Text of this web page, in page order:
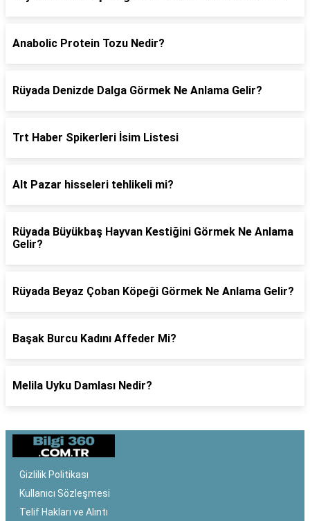
Anabolic Protein Tozu Nedir?
Rüyada Denizde Dalga Görmek Ne Anlama Gelir?
Trt Haber Spikerleri İsim Listesi
Alt Pazar hisseleri tehlikeli mi?
Rüyada Büyükbaş Hayvan Kestiğini Görmek Ne Anlama
Gelir?
Rüyada Beyaz Çoban Köpeği Görmek Ne Anlama Gelir?
Başak Burcu Kadını Affeder Mi?
Melila Uyku Damlası Nedir?
Gizlilik Politikası
Kullanıcı Sözleşmesi
Telif Hakları ve Alıntı